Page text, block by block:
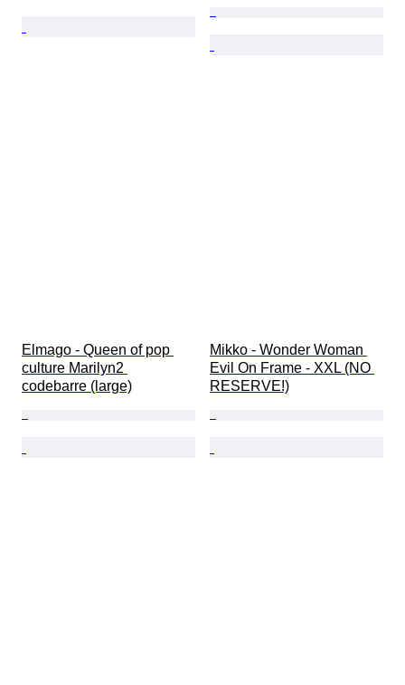
Elmago - Queen of pop
culture Marilyn2
codebarre (large)
Mikko - Wonder Woman
Evil On Frame - XXL (NO
RESERVE!)